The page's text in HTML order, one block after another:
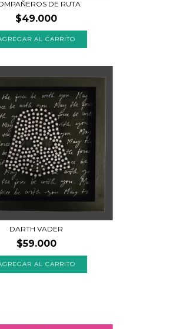
DE RUTA
$49.000
DARTH VADER
$59.000